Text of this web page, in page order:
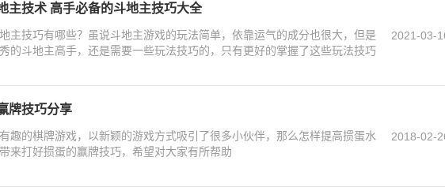
主技术 高手必备的斗地主技巧大全
主技巧有哪些？虽说斗地主游戏的玩法简单，依靠运气的成分也很大，但是
的斗地主高手，还是需要一些玩法技巧的，只有更好的掌握了这些玩法技巧
2021-03-
牌技巧分享
趣的棋牌游戏，以新颖的游戏方式吸引了很多小伙伴，那么怎样提高掼蛋水
来打好掼蛋的赢牌技巧，希望对大家有所帮助
2018-02-